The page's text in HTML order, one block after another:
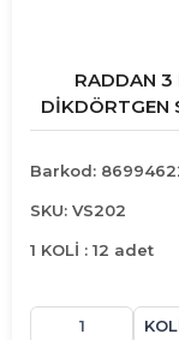
RADDAN 3
DİKDÖRTGEN
Barkod:
SKU: VS202
1 KOLİ : 12 adet